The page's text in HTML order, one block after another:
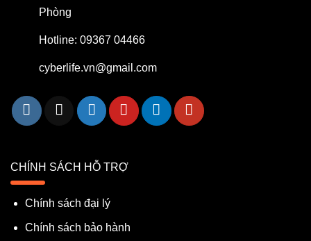
Phòng
Hotline: 09367 04466
cyberlife.vn@gmail.com
CHÍNH SÁCH HỖ TRỢ
Chính sách đại lý
Chính sách bảo hành